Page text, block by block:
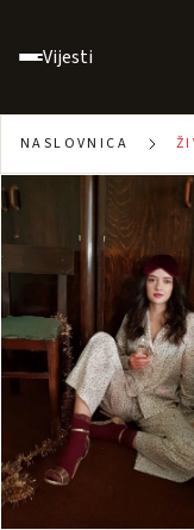
Vijesti
NASLOVNICA